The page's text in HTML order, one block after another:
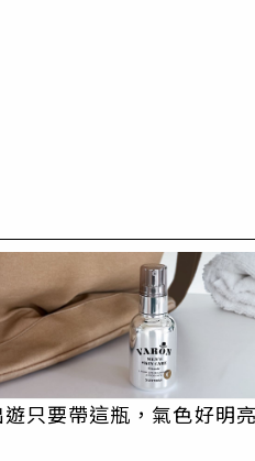
遊只要帶這瓶，氣色好明